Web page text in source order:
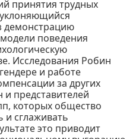
принятия трудных
демонстрацию
поведения
Исследования Робин
и работе
за других
представителей
которых общество
и сглаживать
это приводит